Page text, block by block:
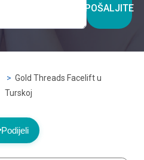
POŠALJITE
Gold Threads Facelift u
Turskoj
Podijeli